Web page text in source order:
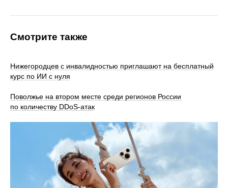
Смотрите также
Нижегородцев с инвалидностью приглашают на бесплатный
курс по ИИ с нуля
Поволжье на втором месте среди регионов России
по количеству DDoS-атак